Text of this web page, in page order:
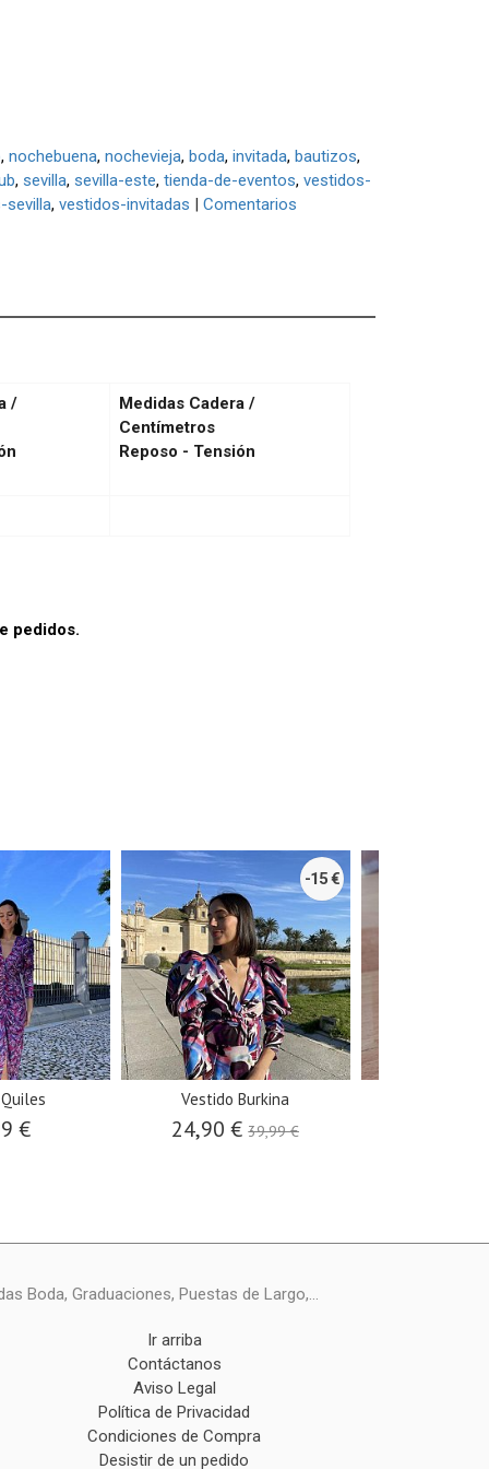
nochebuena nochevieja boda invitada bautizos
sevilla sevilla-este tienda-de-eventos vestidos-
sevilla vestidos-invitadas | Comentarios
/
Medidas Cadera /
Centímetros
Reposo - Tensión
pedidos.
€
-15 €
Vestido Burkina
24,90 €39,99 €
Boda, Graduaciones, Puestas de Largo,...
Ir arriba
Contáctanos
Aviso Legal
Política de Privacidad
Condiciones de Compra
Desistir de un pedido